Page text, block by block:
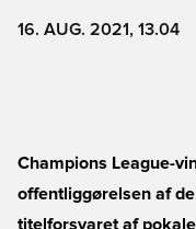
16. AUG. 2021, 13.04
Champions League-
offentliggørelsen af
titelforsvaret af